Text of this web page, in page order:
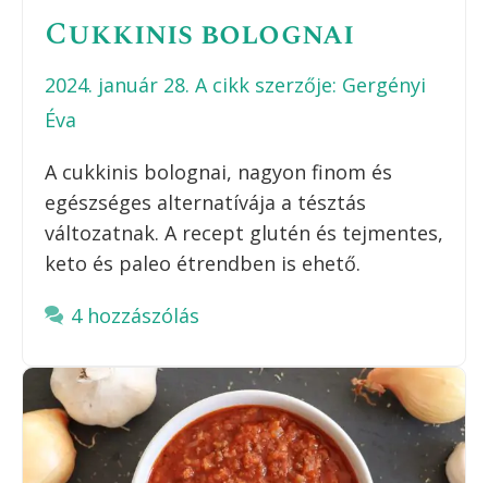
Cukkinis bolognai
2024. január 28. A cikk szerzője: Gergényi
Éva
A cukkinis bolognai, nagyon finom és
egészséges alternatívája a tésztás
változatnak. A recept glutén és tejmentes,
keto és paleo étrendben is ehető.
4 hozzászólás